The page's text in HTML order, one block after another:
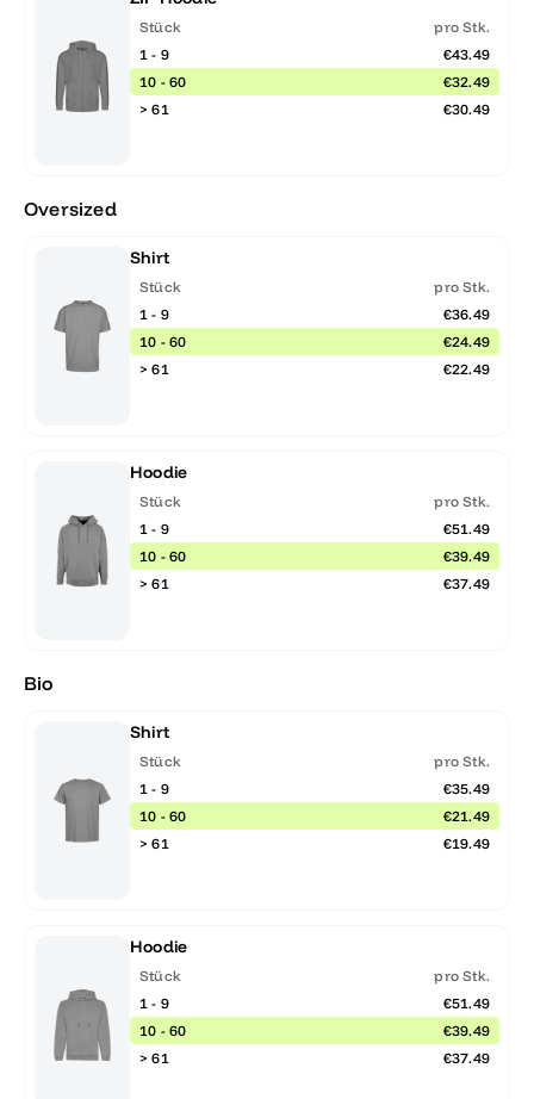
Stück
pro Stk.
1 - 9
€43.49
10 - 60
€32.49
> 61
€30.49
Oversized
Shirt
Stück
pro Stk.
1 - 9
€36.49
10 - 60
€24.49
> 61
€22.49
Hoodie
Stück
pro Stk.
1 - 9
€51.49
10 - 60
€39.49
> 61
€37.49
Bio
Shirt
Stück
pro Stk.
1 - 9
€35.49
10 - 60
€21.49
> 61
€19.49
Hoodie
Stück
pro Stk.
1 - 9
€51.49
10 - 60
€39.49
> 61
€37.49